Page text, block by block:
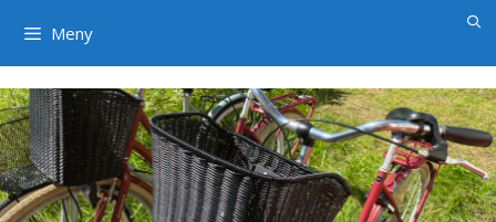
Meny
×